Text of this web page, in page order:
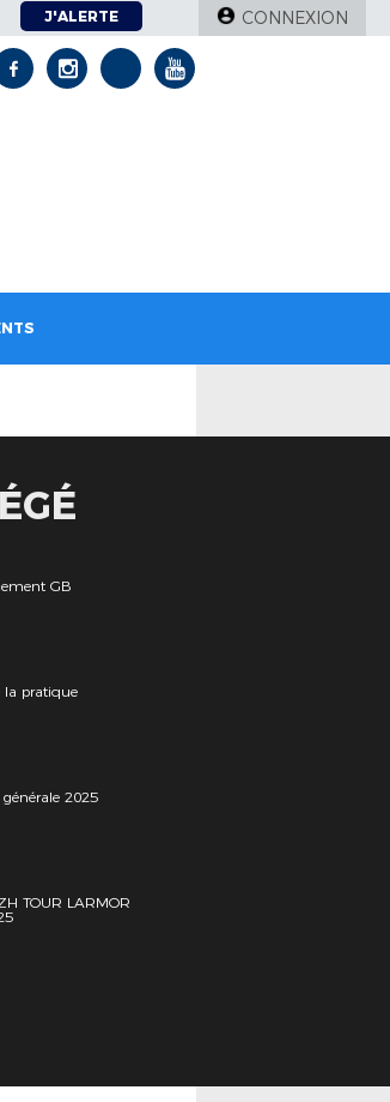
J'ALERTE CONNEXION
GB
la pratique
2025
TOUR LARMOR